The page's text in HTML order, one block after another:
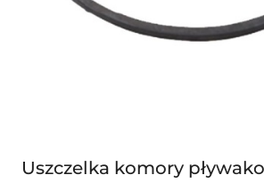
Uszczelka komory